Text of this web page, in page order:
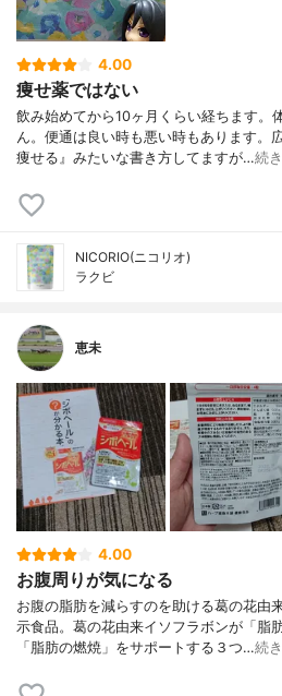
4.00
痩せ薬ではない
飲み始めてから10ヶ月くらい経ちます。
ん。便通は良い時も悪い時もあります。
痩せる』みたいな書き方してますが…続
NICORIO(ニコリオ)
ラクビ
恵未
4.00
お腹周りが気になる
お腹の脂肪を減らすのを助ける葛の花由
示食品。葛の花由来イソフラボンが「脂
「脂肪の燃焼」をサポートする３つ…続